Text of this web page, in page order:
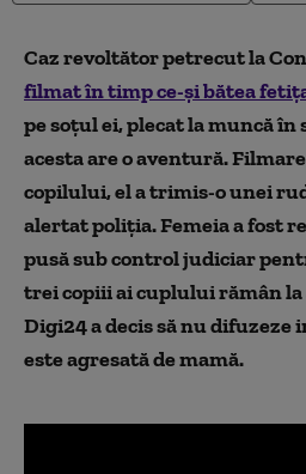
Caz revoltător petrecut la
filmat în timp ce-și bătea
pe soțul ei, plecat la muncă
acesta are o aventură.
copilului, el a trimis-o unei
alertat poliția. Femeia a fost
pusă sub control judiciar
trei copiii ai cuplului rămân
Digi24 a decis să nu
este agresată de mamă.